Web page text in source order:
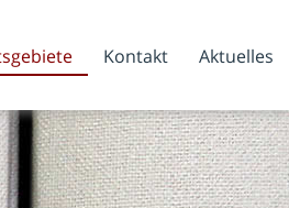
Kontakt Aktuelles